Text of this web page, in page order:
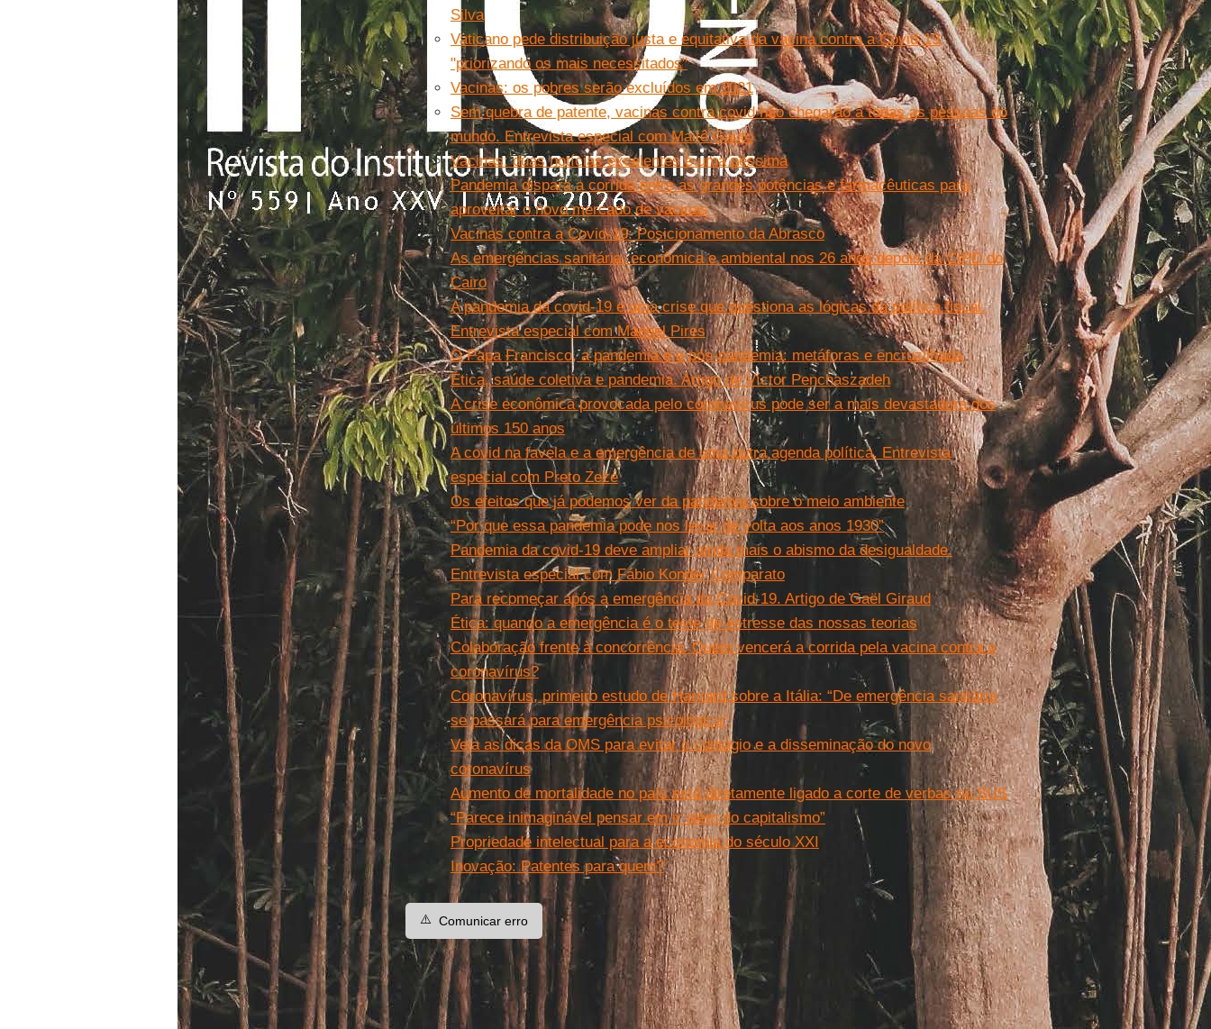
Silva
Vaticano pede distribuição justa e equitativa da vacina contra a Covid-19,
"priorizando os mais necessitados"
Vacinas: os pobres serão excluídos em 2021
Sem quebra de patente, vacinas contra covid não chegarão a todas as pessoas do
mundo. Entrevista especial com Maitê Gauto
Vacinas: duas notícias excelentes e uma péssima
Pandemia dispara a corrida entre as grandes potências e farmacêuticas para
aproveitar o novo mercado de vacinas
Vacinas contra a Covid-19: Posicionamento da Abrasco
As emergências sanitária, econômica e ambiental nos 26 anos depois da CIPD do
Cairo
A pandemia da covid-19 e uma crise que questiona as lógicas da política fiscal.
Entrevista especial com Manoel Pires
O Papa Francisco, a pandemia e o pós-pandemia: metáforas e encruzilhada
Ética, saúde coletiva e pandemia. Artigo de Víctor Penchaszadeh
A crise econômica provocada pelo coronavírus pode ser a mais devastadora dos
últimos 150 anos
A covid na favela e a emergência de uma outra agenda política. Entrevista
especial com Preto Zezé
Os efeitos que já podemos ver da pandemia sobre o meio ambiente
“Por que essa pandemia pode nos levar de volta aos anos 1930”
Pandemia da covid-19 deve ampliar ainda mais o abismo da desigualdade.
Entrevista especial com Fábio Konder Comparato
Para recomeçar após a emergência da Covid-19. Artigo de Gaël Giraud
Ética: quando a emergência é o teste de estresse das nossas teorias
Colaboração frente à concorrência. Quem vencerá a corrida pela vacina contra o
coronavírus?
Coronavírus, primeiro estudo de Harvard sobre a Itália: “De emergência sanitária
se passará para emergência psicológica”
Veja as dicas da OMS para evitar o contágio e a disseminação do novo
coronavírus
Aumento de mortalidade no país está diretamente ligado a corte de verbas no SUS
“Parece inimaginável pensar em ir além do capitalismo”
Propriedade intelectual para a economia do século XXI
Inovação: Patentes para quem?
⚠️ Comunicar erro